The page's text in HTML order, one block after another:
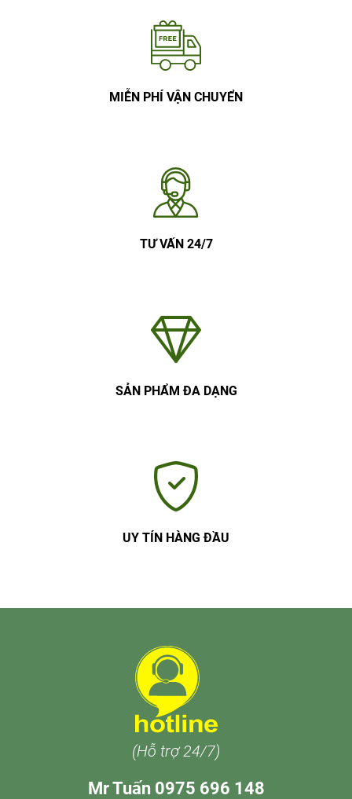
MIỄN PHÍ VẬN CHUYỂN
TƯ VẤN 24/7
SẢN PHẨM ĐA DẠNG
UY TÍN HÀNG ĐẦU
(Hỗ trợ 24/7)
Mr Tuấn 0975 696 148